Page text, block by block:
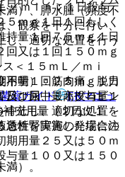
）、肺水腫（頻度不
観察を十分に行い、
し、適切な処置を行う
明）：筋肉痛、脱力
及び尿中ミオグロビン
中止し、適切な処置を
急性腎障害の発症に注
）。
／ｍｉｎ：１日投与
ｍｇ１日１回もしく
持量１回７５ｍｇ１日
回又は１回１５０ｍｇ
＜１５ｍＬ／ｍｉ
用量１回２５ｍｇ１日
日１回、最高投与量１
充用量（２日に１
透析を実施した場合の
期用量２５又は５０ｍ
与量１００又は１５０
薬ガイド
ERマニュ